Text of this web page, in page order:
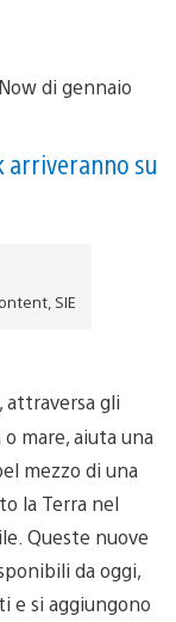
arriveranno su
SIE
attraversa gli
mare, aiuta una
mezzo di una
la Terra nel
Queste nuove
da oggi,
e si aggiungono